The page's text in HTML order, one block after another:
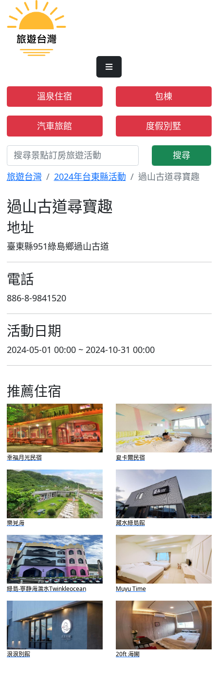
溫泉住宿 包棟
汽車旅館 度假別墅
搜尋
旅遊台灣
2024年台東縣活動 過山古道尋寶趣
過山古道尋寶趣
地址
臺東縣951綠島鄉過山古道
電話
886-8-9841520
活動日期
2024-05-01 00:00 ~ 2024-10-31 00:00
推薦住宿
幸福月光民宿 夏卡爾民宿
樂見海 藏水綠島館
綠島‧寧靜海潛水Twinkleocean
Diving
Muyu Time
浪浪別館 20ft 海閣